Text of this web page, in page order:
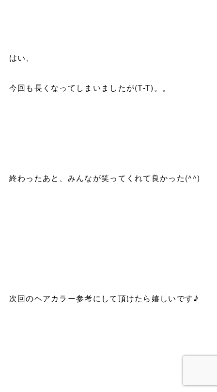
はい、
今回も長くなってしまいましたが(T-T)。。
終わったあと、みんなが笑ってくれて良かった(^^)
次回のヘアカラー参考にして頂けたら嬉しいです♪